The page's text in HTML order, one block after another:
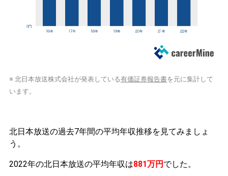
※ 北日本放送株式会社が発表している有価証券報告書を元に集計して
います。
北日本放送の過去7年間の平均年収推移を見てみましょ
う。
2022年の北日本放送の平均年収は881万円 でした。